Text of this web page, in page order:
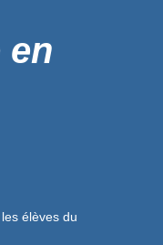
en
élèves du